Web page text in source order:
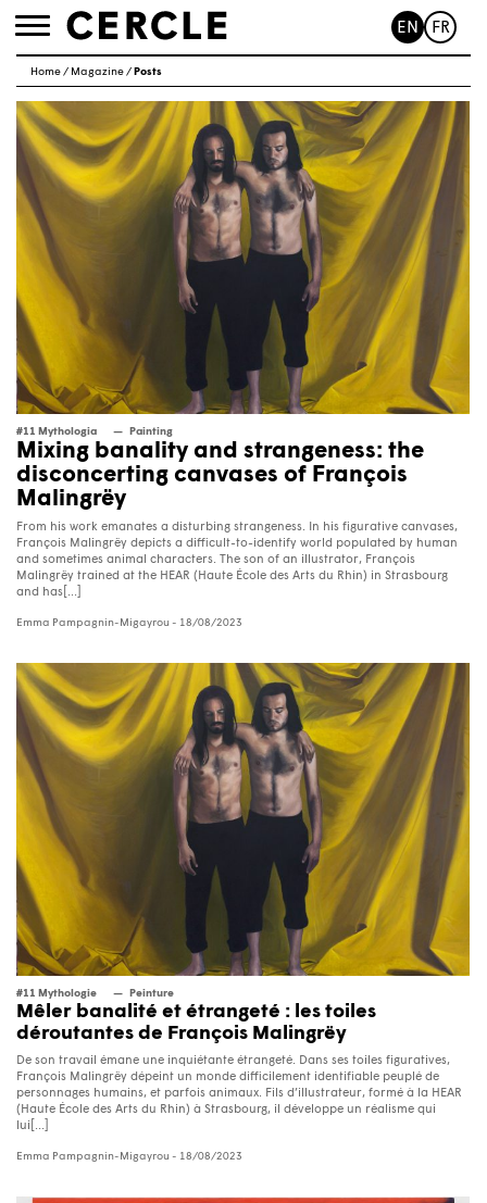
Toggle
EN FR
Home/ Magazine/ Posts
#11 Mythologia Painting
Mixing banality and strangeness: the
disconcerting canvases of François
Malingrëy
From his work emanates a disturbing strangeness. In his figurative canvases,
François Malingrëy depicts a difficult-to-identify world populated by human
and sometimes animal characters. The son of an illustrator, François
Malingrëy trained at the HEAR (Haute École des Arts du Rhin) in Strasbourg
and has[...]
Emma Pampagnin-Migayrou - 18/08/2023
#11 Mythologie Peinture
Mêler banalité et étrangeté : les toiles
déroutantes de François Malingrëy
De son travail émane une inquiétante étrangeté. Dans ses toiles figuratives,
François Malingrëy dépeint un monde difficilement identifiable peuplé de
personnages humains, et parfois animaux. Fils d’illustrateur, formé à la HEAR
(Haute École des Arts du Rhin) à Strasbourg, il développe un réalisme qui
lui[...]
Emma Pampagnin-Migayrou - 18/08/2023